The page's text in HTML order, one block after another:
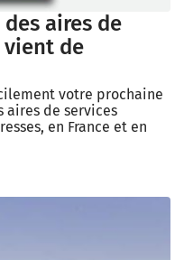
aires de
vient de
votre prochaine
aires de services
en France et en